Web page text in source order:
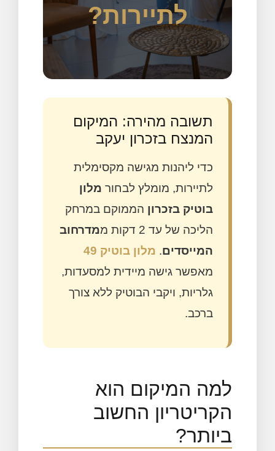
לתיירות?
תשובה מהירה: המיקום
המנצח בזכרון יעקב
כדי ליהנות מגישה מקסימלית
לתיירות, מומלץ לבחור מלון
בוטיק בזכרון הממוקם במרחק
הליכה של עד 2 דקות מ
מדרחוב
המייסדים. מלון בוטיק 49
מאפשר גישה מיידית למסעדות,
גלריות, ויקבי הבוטיק ללא צורך
ברכב.
למה המיקום הוא
הקריטריון החשוב
ביותר?